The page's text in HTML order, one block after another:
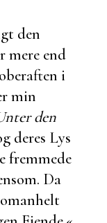
den
mere end
i
min
den
deres Lys
fremmede
Da